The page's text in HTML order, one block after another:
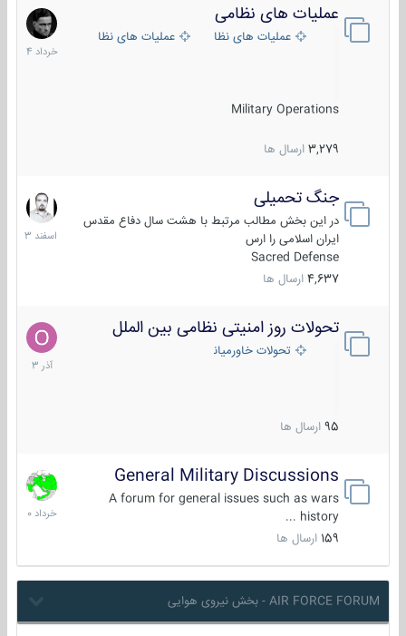
عملیات های نظامی
عملیات های نظامی ایرانعملیات های نظامی خارجی
Military Operations
3,279 ارسال ها
5
خرداد
1404
جنگ تحمیلی
در این بخش مطالب مرتبط با هشت سال دفاع مقدس
ایران اسلامی را ارس
Sacred Defense
4,637 ارسال ها
20
اسفند
1403
تحولات روز امنیتی نظامی بین الملل
تحولات خاورمیانه
95 ارسال ها
21
آذر
1403
General Military Discussions
A forum for general issues such as wars
history ...
159 ارسال ها
10
خرداد
1400
AIR FORCE FORUM - بخش نیروی هوایی